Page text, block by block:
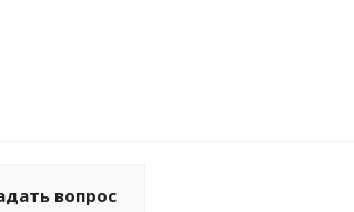
вопрос